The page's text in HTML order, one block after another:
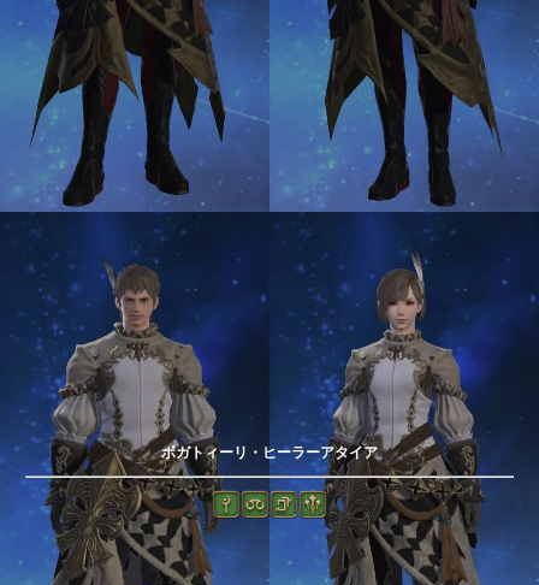
ボガトィーリ・ヒーラーアタイア